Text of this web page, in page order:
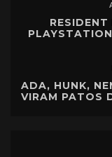
ADA, HUNK,
VIRAM PATOS